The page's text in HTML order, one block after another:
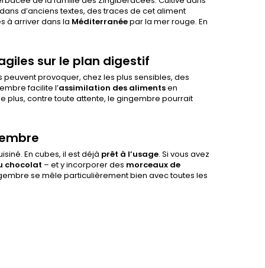
d’anciens textes, des traces de cet aliment
à arriver dans la Méditerranéepar la mer rouge. En
sur le plan digestif
provoquer, chez les plus sensibles, des
facilite l’assimilation des alimentsen
plus, contre toute attente, le gingembre pourrait
En cubes, il est déjà prêt à l’usage. Si vous avez
chocolat – et y incorporer des morceaux de
se mêle particulièrement bien avec toutes les